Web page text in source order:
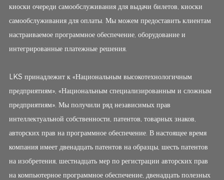
киоски очереди самообслуживания для выдачи билетов, киоски
самообслуживания для оплаты. Мы можем предоставить клиентам
настраиваемое программное обеспечение, оборудование и
интегрированные платежные решения.
LKS принадлежит к «Национальным высокотехнологичным
предприятиям», «Национальным специализированным и сложным
предприятиям». Мы получили ряд независимых прав
интеллектуальной собственности, патентов, товарных знаков,
авторских прав на программное обеспечение. В настоящее время
компания имеет двенадцать патентов на образцы, шесть патентов
на изобретения, шестнадцать мер по регистрации авторских прав
на компьютерное программное обеспечение, двенадцать полезных